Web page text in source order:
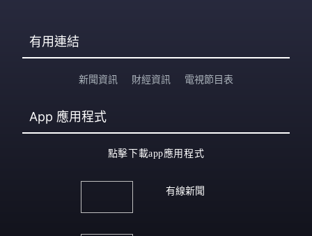
有用連結
新聞資訊 財經資訊 電視節目表
App 應用程式
點擊下載app應用程式
有線新聞